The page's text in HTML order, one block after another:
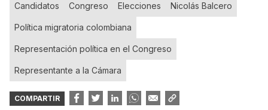
Candidatos Congreso Elecciones Nicolás Balcero
Política migratoria colombiana
Representación política en el Congreso
Representante a la Cámara
COMPARTIR